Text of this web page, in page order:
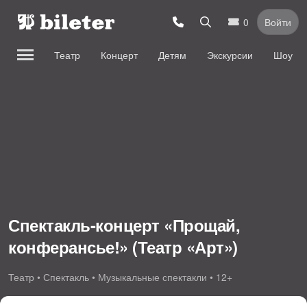
0 Войти
Театр Концерт Детям Экскурсии Шоу
Спектакль-концерт «Прощай,
конферансье!» (Театр «Арт»)
Театр • Спектакль • Музыкальные спектакли • 12+